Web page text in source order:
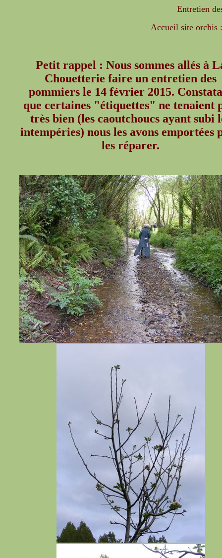
Entretien
Accueil site orchis
Petit rappel : Nous sommes allés à
Chouetterie faire un entretien des
pommiers le 14 février 2015.
que certaines "étiquettes" ne tenaient
très bien (les caoutchoucs ayant subi
intempéries) nous les avons emportées
les réparer.